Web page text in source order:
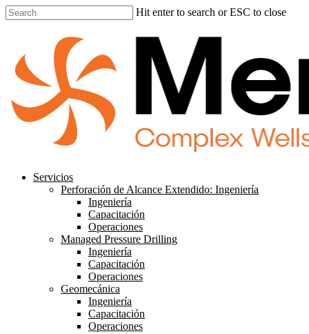
Skip
to
Hit enter to search or ESC to close
search
Menu
Servicios
Perforación de Alcance Extendido: Ingeniería
Ingeniería
Capacitación
Operaciones
Managed Pressure Drilling
Ingeniería
Capacitación
Operaciones
Geomecánica
Ingeniería
Capacitación
Operaciones